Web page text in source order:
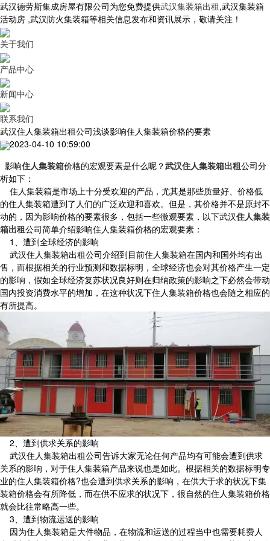
武汉德劳斯集成房屋有限公司为您免费提供武汉集装箱出租,武汉集装箱
活动房 ,武汉防火集装箱等相关信息发布和资讯展示，敬请关注！
关于我们
产品中心
新闻中心
联系我们
武汉住人集装箱出租公司浅谈影响住人集装箱价格的要素
2023-04-10 10:59:00
影响住人集装箱价格的宏观要素是什么呢？武汉住人集装箱出租公司分
析如下：
住人集装箱是市场上十分受欢迎的产品，尤其是那些质量好、价格低
的住人集装箱遭到了人们的广泛欢迎和喜欢。但是，其价格并不是原封不
动的，因为影响价格的要素很多，包括一些微观要素，以下武汉住人集装
箱出租公司简单介绍影响住人集装箱价格的宏观要素：
1、遭到全球经济的影响
武汉住人集装箱出租公司介绍到目前住人集装箱在国内和国外均有出
售，而根据相关的行业预测和数据标明，全球经济也会对其价格产生一定
的影响，假如全球经济复苏状况良好则在归纳政策的影响之下必然会带动
国内投资消费水平的增加，在这种状况下住人集装箱价格也会随之相应的
有所提高。
2、遭到供求关系的影响
武汉住人集装箱出租公司告诉大家无论任何产品均有可能会遭到供求
关系的影响，对于住人集装箱产品来说也是如此。根据相关的数据标明专
业的住人集装箱价格?也会遭到供求关系的影响，在供大于求的状况下集
装箱价格会有所降低，而在供不应求的状况下，很自然的住人集装箱价格
就会比往常略高一些。
3、遭到物流运送的影响
因为住人集装箱是大件物品，在物流和运送的过程当中也需要耗费人